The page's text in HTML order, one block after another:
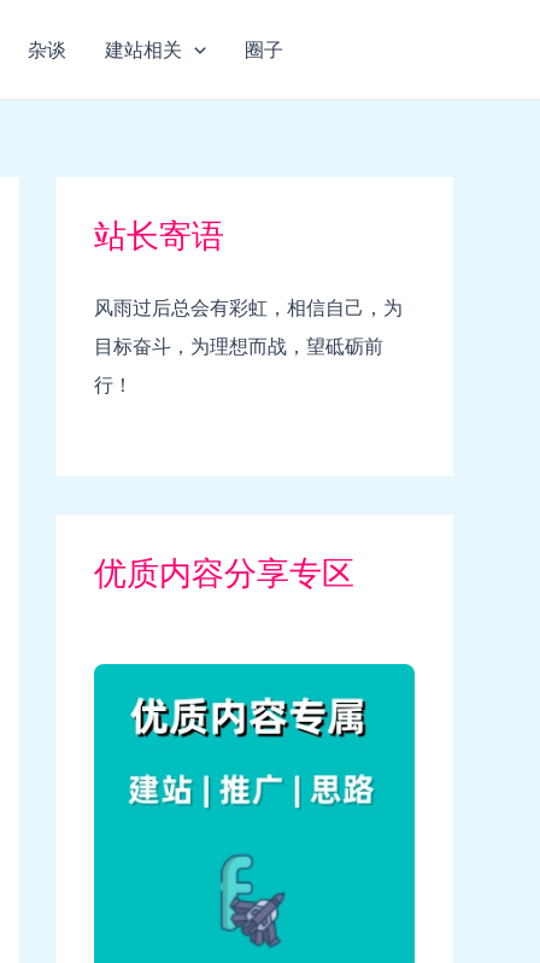
杂谈 建站相关 圈子
站长寄语
风雨过后总会有彩虹，相信自己，为
目标奋斗，为理想而战，望砥砺前
行！
优质内容分享专区